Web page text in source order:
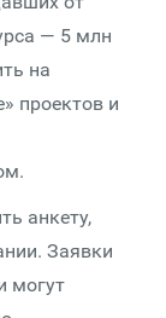
— 5 млн
на
проектов и
анкету,
Заявки
могут